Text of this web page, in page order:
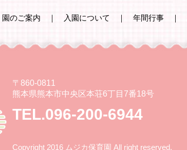
園のご案内 ｜ 入園について ｜ 年間行事 ｜
〒860-0811
熊本県熊本市中央区本荘6丁目7番18号
TEL.096-200-6944
Copyright 2016 ムジカ保育園 All right reserved.